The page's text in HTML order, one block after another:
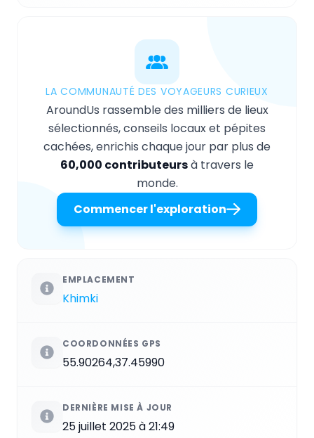
LA COMMUNAUTÉ DES VOYAGEURS CURIEUX
AroundUs rassemble des milliers de lieux
sélectionnés, conseils locaux et pépites
cachées, enrichis chaque jour par plus de
60,000 contributeursà travers le
monde.
Commencer l'exploration
EMPLACEMENT
Khimki
COORDONNÉES GPS
55.90264,37.45990
DERNIÈRE MISE À JOUR
25 juillet 2025 à 21:49